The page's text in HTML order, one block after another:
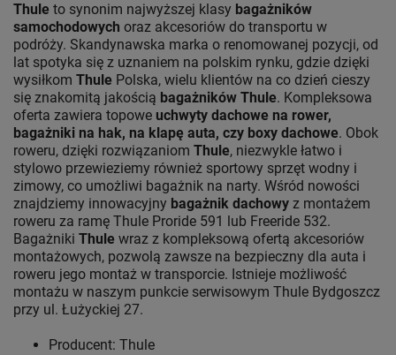
Thule to synonim najwyższej klasy bagażników
samochodowych oraz akcesoriów do transportu w
podróży. Skandynawska marka o renomowanej pozycji, od
lat spotyka się z uznaniem na polskim rynku, gdzie dzięki
wysiłkom Thule Polska, wielu klientów na co dzień cieszy
się znakomitą jakością bagażników Thule. Kompleksowa
oferta zawiera topowe uchwyty dachowe na rower,
bagażniki na hak, na klapę auta, czy boxy dachowe. Obok
roweru, dzięki rozwiązaniom Thule, niezwykle łatwo i
stylowo przewieziemy również sportowy sprzęt wodny i
zimowy, co umożliwi bagażnik na narty. Wśród nowości
znajdziemy innowacyjny bagażnik dachowy z montażem
roweru za ramę Thule Proride 591 lub Freeride 532.
Bagażniki Thule wraz z kompleksową ofertą akcesoriów
montażowych, pozwolą zawsze na bezpieczny dla auta i
roweru jego montaż w transporcie. Istnieje możliwość
montażu w naszym punkcie serwisowym Thule Bydgoszcz
przy ul. Łużyckiej 27.
Producent: Thule